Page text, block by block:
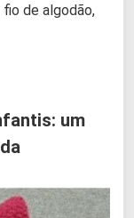
de algodão,
um